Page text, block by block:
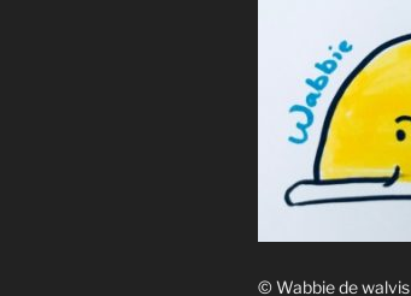
© Wabbie de walvis